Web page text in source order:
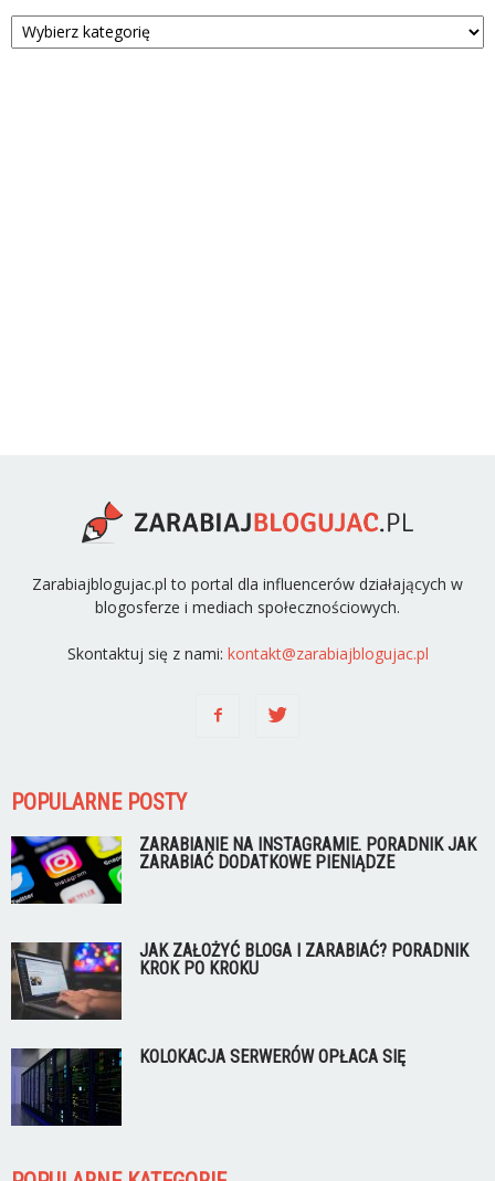
Kategorie
Zarabiajblogujac.pl to portal dla influencerów działających w
blogosferze i mediach społecznościowych.
Skontaktuj się z nami: kontakt@zarabiajblogujac.pl
POPULARNE POSTY
ZARABIANIE NA INSTAGRAMIE. PORADNIK JAK
ZARABIAĆ DODATKOWE PIENIĄDZE
JAK ZAŁOŻYĆ BLOGA I ZARABIAĆ? PORADNIK
KROK PO KROKU
KOLOKACJA SERWERÓW OPŁACA SIĘ